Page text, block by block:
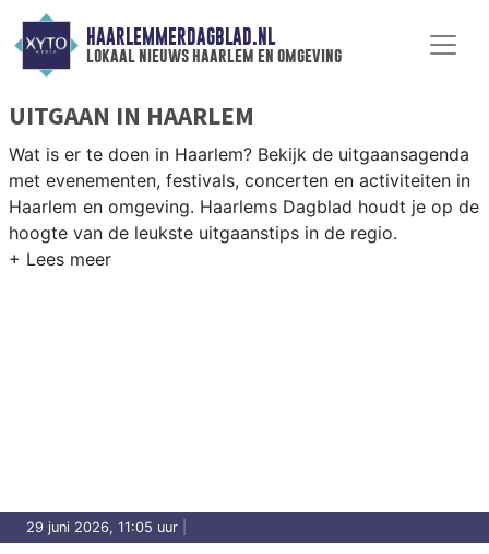
HAARLEMMERDAGBLAD.NL
lokaal nieuws haarlem en omgeving
UITGAAN IN HAARLEM
Wat is er te doen in Haarlem? Bekijk de uitgaansagenda
met evenementen, festivals, concerten en activiteiten in
Haarlem en omgeving. Haarlems Dagblad houdt je op de
hoogte van de leukste uitgaanstips in de regio.
29 juni 2026, 11:05 uur